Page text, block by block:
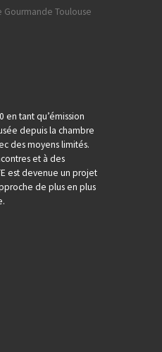
Gourmande Toulouse
en tant qu’émission
depuis la chambre
des moyens limités.
et à des
est devenue un projet
de plus en plus